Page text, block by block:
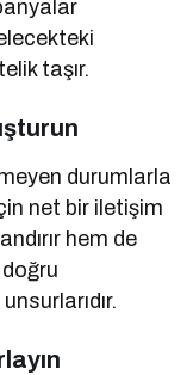
taşır.
durumlarla
net bir iletişim
hem de
doğru